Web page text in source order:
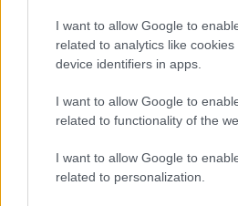
I want to allow Google to
related to analytics like
device identifiers in apps.
I want to allow Google to
related to functionality of the
I want to allow Google to
related to personalization.
το
18η συνεχόμενη χρονιά για τον
δεικτών FTSE4Good